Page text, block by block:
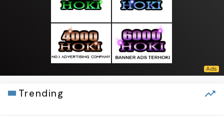
Trending